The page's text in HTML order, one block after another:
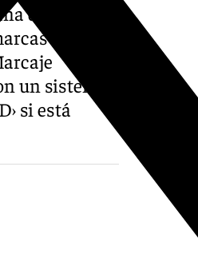
de
de los
un sistema
si está